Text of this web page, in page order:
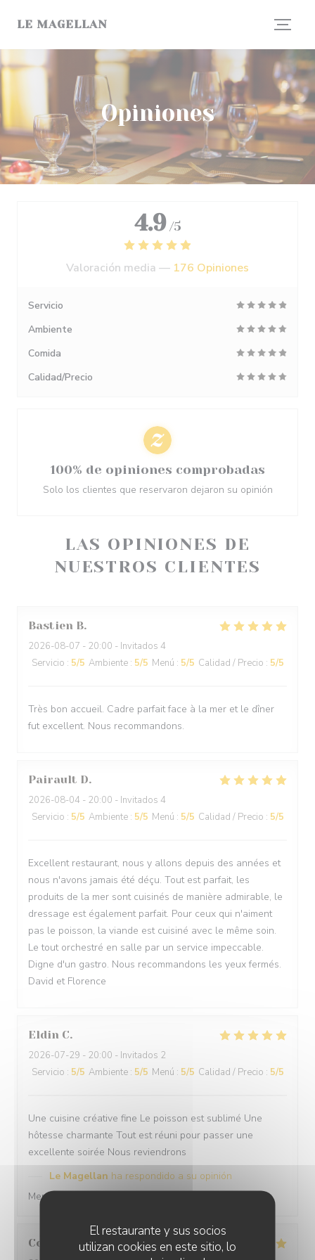
El restaurante y sus socios
utilizan cookies en este sitio, lo
LE MAGELLAN
Opiniones
LAS OPINIONES DE
NUESTROS CLIENTES
Bastien B
2026-08-07 - 20:00 - Invitados 4
Servicio : 5/5 Ambiente : 5/5 Menú : 5/5 Calidad / Precio : 5/5
Très bon accueil. Cadre parfait face à la mer et le dîner
fut excellent. Nous recommandons.
Pairault D
2026-08-04 - 20:00 - Invitados 4
Servicio : 5/5 Ambiente : 5/5 Menú : 5/5 Calidad / Precio : 5/5
Excellent restaurant, nous y allons depuis des années et
nous n'avons jamais été déçu. Tout est parfait, les
produits de la mer sont cuisinés de manière admirable, le
dressage est également parfait. Pour ceux qui n'aiment
pas le poisson, la viande est cuisiné avec le même soin.
Le tout orchestré en salle par un service impeccable.
Digne d'un gastro. Nous recommandons les yeux fermés.
David et Florence
Eldin C
2026-07-29 - 20:00 - Invitados 2
Servicio : 5/5 Ambiente : 5/5 Menú : 5/5 Calidad / Precio : 5/5
Une cuisine créative fine Le poisson est sublimé Une
hôtesse charmante Tout est réuni pour passer une
excellente soirée Nous reviendrons
Le Magellan ha respondido a su opinión
Merci à très vite
Corinne C
4.9 /5
Valoración media — 176 Opiniones
Servicio
Ambiente
Comida
Calidad/Precio
100% de opiniones comprobadas
Solo los clientes que reservaron dejaron su opinión